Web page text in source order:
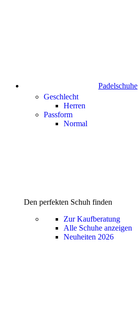
Padelschuhe
Geschlecht
Herren
Passform
Normal
Den perfekten Schuh finden
Zur Kaufberatung
Alle Schuhe anzeigen
Neuheiten 2026